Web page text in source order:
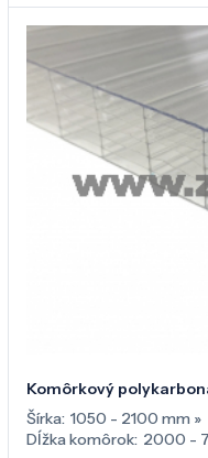
Komôrkový
Šírka: 1050 - 2100 mm »
Dĺžka komôrok: 2000 -